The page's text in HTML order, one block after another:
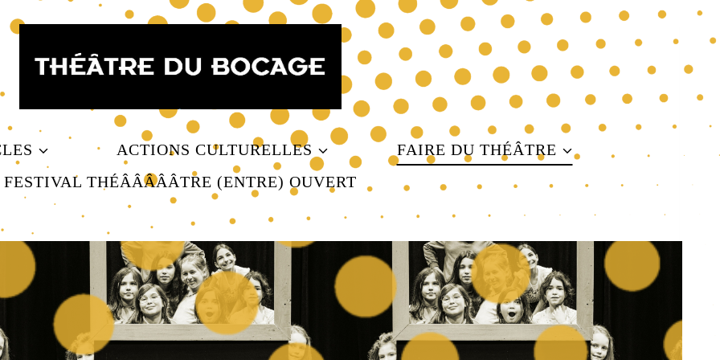
ACTIONS CULTURELLES
FAIRE DU THÉÂTRE
FESTIVAL THÉÂÂÂÂÂTRE (ENTRE) OUVERT